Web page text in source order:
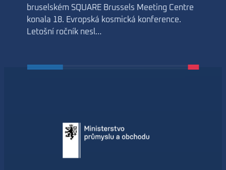
bruselském SQUARE Brussels Meeting Centre
konala 18. Evropská kosmická konference.
Letošní ročník nesl…